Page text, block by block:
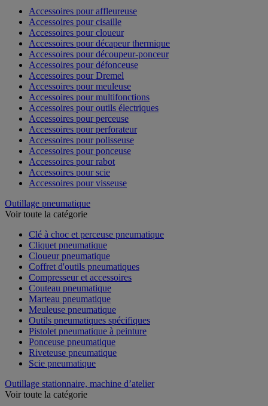
Accessoires pour affleureuse
Accessoires pour cisaille
Accessoires pour cloueur
Accessoires pour décapeur thermique
Accessoires pour découpeur-ponceur
Accessoires pour défonceuse
Accessoires pour Dremel
Accessoires pour meuleuse
Accessoires pour multifonctions
Accessoires pour outils électriques
Accessoires pour perceuse
Accessoires pour perforateur
Accessoires pour polisseuse
Accessoires pour ponceuse
Accessoires pour rabot
Accessoires pour scie
Accessoires pour visseuse
Outillage pneumatique
Voir toute la catégorie
Clé à choc et perceuse pneumatique
Cliquet pneumatique
Cloueur pneumatique
Coffret d'outils pneumatiques
Compresseur et accessoires
Couteau pneumatique
Marteau pneumatique
Meuleuse pneumatique
Outils pneumatiques spécifiques
Pistolet pneumatique à peinture
Ponceuse pneumatique
Riveteuse pneumatique
Scie pneumatique
Outillage stationnaire, machine d’atelier
Voir toute la catégorie